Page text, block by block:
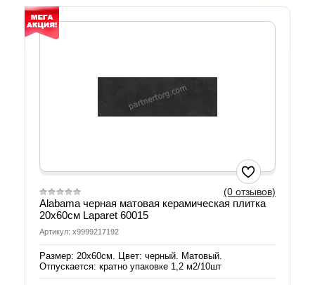
(0 отзывов)
Alabama черная матовая керамическая плитка
20х60см Laparet 60015
Артикул: х9999217192
Размер: 20х60см. Цвет: черный. Матовый.
Отпускается: кратно упаковке 1,2 м2/10шт